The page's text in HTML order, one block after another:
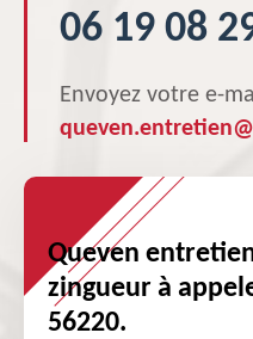
06 19 08
Envoyez votre e-
Queven
zingueur à
56220.